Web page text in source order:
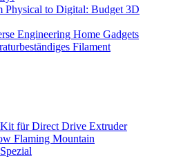
Physical to Digital: Budget 3D
Engineering Home Gadgets
Filament
für Direct Drive Extruder
Flaming Mountain